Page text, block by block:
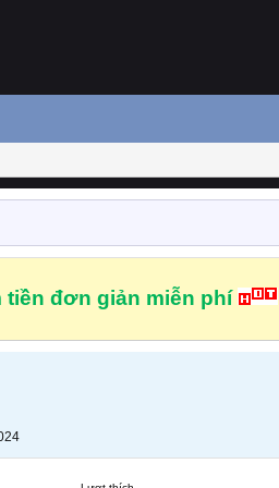
đơn giản miễn phí